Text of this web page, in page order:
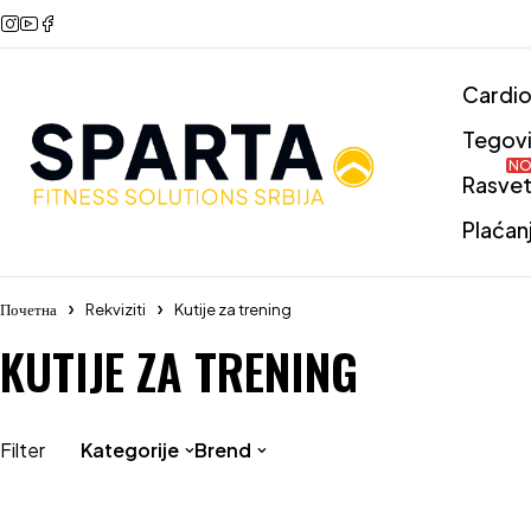
Cardio
Tegovi
Почетна Rekviziti Kutije za trening
KUTIJE ZA TRENING
Filter Kategorije Brend